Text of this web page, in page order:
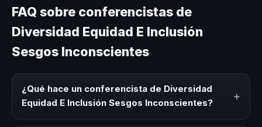
FAQ sobre conferencistas de
Diversidad Equidad E Inclusión
Sesgos Inconscientes
¿Qué hace un conferencista de Diversidad
Equidad E Inclusión Sesgos Inconscientes?
+